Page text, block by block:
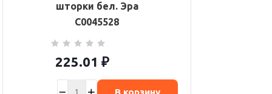
шторки бел. Эра
C0045528
225.01 ₽